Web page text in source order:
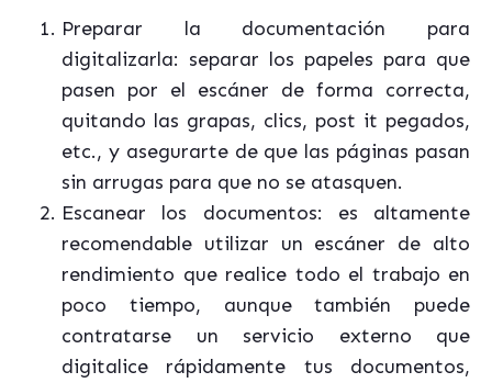
Preparar la documentación para
digitalizarla: separar los papeles para que
pasen por el escáner de forma correcta,
quitando las grapas, clics, post it pegados,
etc., y asegurarte de que las páginas pasan
sin arrugas para que no se atasquen.
Escanear los documentos: es altamente
recomendable utilizar un escáner de alto
rendimiento que realice todo el trabajo en
poco tiempo, aunque también puede
contratarse un servicio externo que
digitalice rápidamente tus documentos,